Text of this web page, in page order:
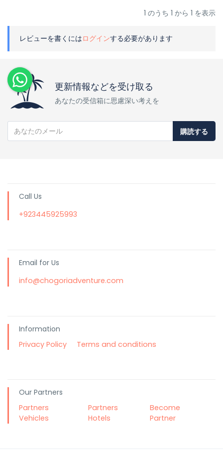
1 のうち 1 から 1 を表示
レビューを書くにはログインする必要があります
更新情報などを受け取る
あなたの受信箱に思慮深い考えを
購読する
Call Us
+923445925993
Email for Us
info@chogoriadventure.com
Information
Privacy Policy
Terms and conditions
Our Partners
Partners
Vehicles
Partners
Hotels
Become
Partner